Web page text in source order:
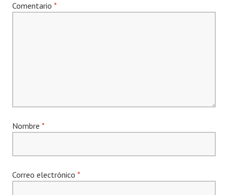
Comentario *
Nombre *
Correo electrónico *